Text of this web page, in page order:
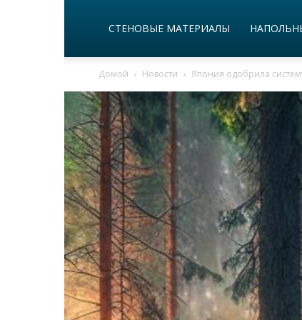
СТЕНОВЫЕ МАТЕРИАЛЫ
Домой Новости Япония одобрила